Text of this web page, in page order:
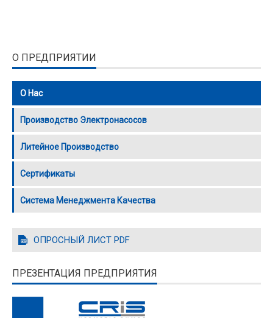
О ПРЕДПРИЯТИИ
О Нас
Производство Электронасосов
Литейное Производство
Сертификаты
Система Менеджмента Качества
ОПРОСНЫЙ ЛИСТ PDF
ПРЕЗЕНТАЦИЯ ПРЕДПРИЯТИЯ